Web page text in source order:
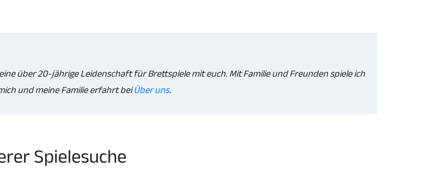
über 20-jährige Leidenschaft für Brettspiele mit euch. Mit Familie und Freunden spiele ich
und meine Familie erfahrt beiÜber uns.
Spielesuche